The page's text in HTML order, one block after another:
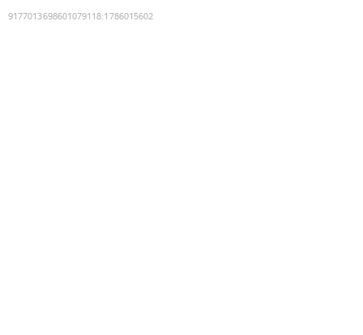
9177013698601079118:1786015602